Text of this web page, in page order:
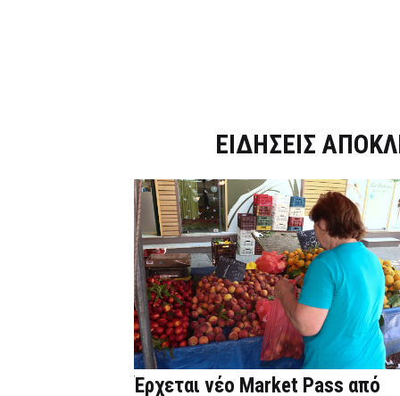
ΕΙΔΗΣΕΙΣ
Έρχεται νέο Market Pass από